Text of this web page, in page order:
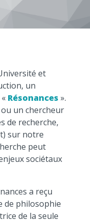
et
un
Résonances ».
un chercheur
de recherche,
sur notre
peut
sociétaux
a reçu
de philosophie
de la seule